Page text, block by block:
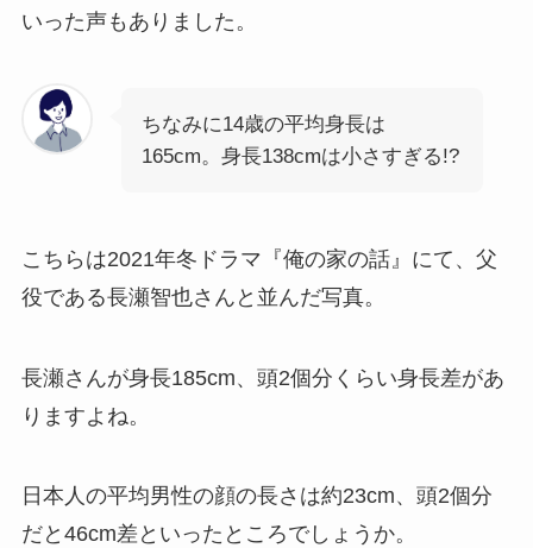
いった声もありました。
ちなみに14歳の平均身長は
165cm。身長138cmは小さすぎる!?
こちらは2021年冬ドラマ『俺の家の話』にて、父
役である長瀬智也さんと並んだ写真。
長瀬さんが身長185cm、頭2個分くらい身長差があ
りますよね。
日本人の平均男性の顔の長さは約23cm、頭2個分
だと46cm差といったところでしょうか。